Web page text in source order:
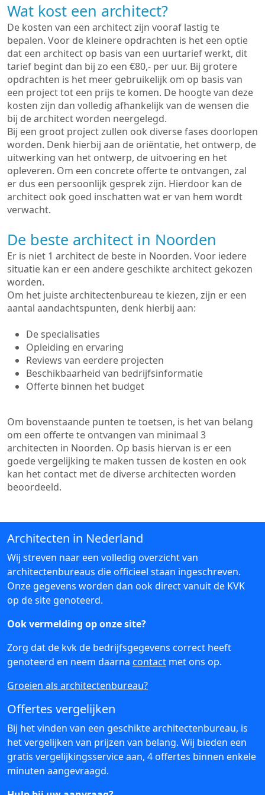
Wat kost een architect?
De kosten van een architect zijn vooraf lastig te
bepalen. Voor de kleinere opdrachten is het een optie
dat een architect op basis van een uurtarief werkt, dit
tarief begint dan bij zo een €80,- per uur. Bij grotere
opdrachten is het meer gebruikelijk om op basis van
een project tot een prijs te komen. De hoogte van deze
kosten zijn dan volledig afhankelijk van de wensen die
bij de architect worden neergelegd.
Bij een groot project zullen ook diverse fases doorlopen
worden. Denk hierbij aan de oriëntatie, het ontwerp, de
uitwerking van het ontwerp, de uitvoering en het
opleveren. Om een concrete offerte te ontvangen, zal
er dus een persoonlijk gesprek zijn. Hierdoor kan de
architect ook goed inschatten wat er van hem wordt
verwacht.
De beste architect in Noorden
Er is niet 1 architect de beste in Noorden. Voor iedere
situatie kan er een andere geschikte architect gekozen
worden.
Om het juiste architectenbureau te kiezen, zijn er een
aantal aandachtspunten, denk hierbij aan:
De specialisaties
Opleiding en ervaring
Reviews van eerdere projecten
Beschikbaarheid van bedrijfsinformatie
Offerte binnen het budget
Om bovenstaande punten te toetsen, is het van belang
om een offerte te ontvangen van minimaal 3
architecten in Noorden. Op basis hiervan is er een
goede vergelijking te maken tussen de kosten en ook
kan het contact met de diverse architecten worden
beoordeeld.
Architecten in Nederland
Wij streven naar een volledig overzicht van
architectenbureaus die officieel staan ingeschreven.
Onze gegevens worden dan ook direct vanuit de KVK
op de site genoteerd.
Ook vermelding op onze site?
Zorg dat de kvk de bedrijfsgegevens correct heeft
genoteerd en neem daarna contact met ons op.
Groeien als architectenbureau?
Offertes vergelijken
Bij het vinden van een geschikte architectenbureau, is
het vergelijken van prijzen van belang. Wij bieden een
gratis vergelijkingsservice aan, 4 offertes binnen enkele
minuten aangevraagd.